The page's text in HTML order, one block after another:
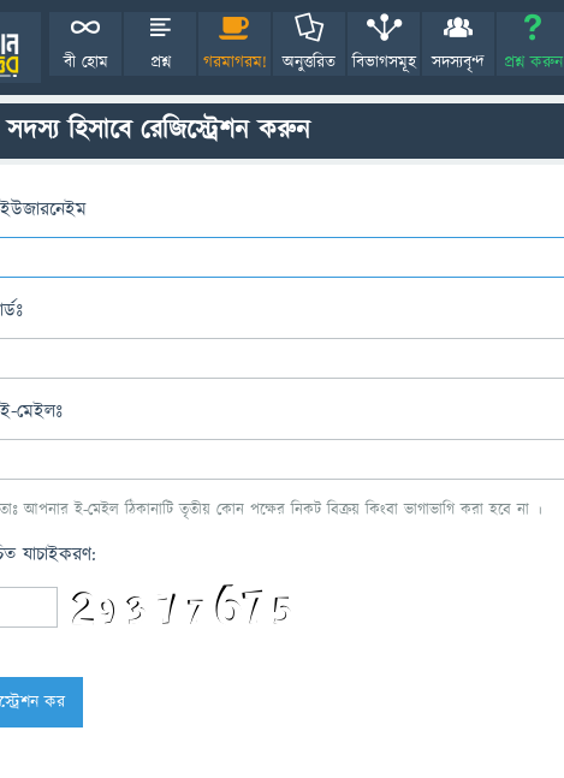
বী হোম প্রশ্ন গরমাগরম! অনুত্তরিত বিভাগসমূহ সদস্যবৃন্দ প্রশ্ন করুন
হিসাবে রেজিস্ট্রেশন করুন
মেইলঃ
আপনার ই-মেইল ঠিকানাটি তৃতীয় কোন পক্ষের নিকট বিক্রয় কিংবা ভাগাভাগি করা হবে না ।
যাচাইকরণ: